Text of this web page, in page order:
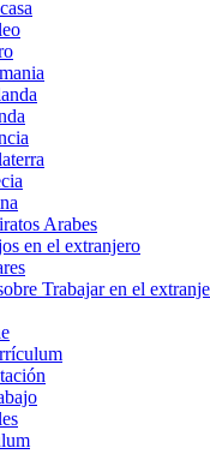
Arabes
en el extranjero
Trabajar en el